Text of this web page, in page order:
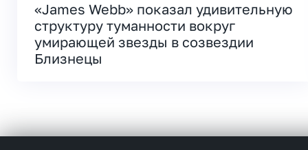
«James Webb» показал удивительную
структуру туманности вокруг
умирающей звезды в созвездии
Близнецы